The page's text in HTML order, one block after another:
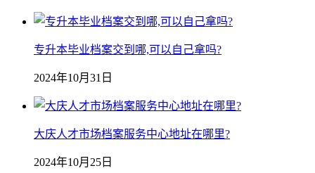
专升本毕业档案交到哪,可以自己拿吗?
2024年10月31日
大庆人才市场档案服务中心地址在哪里?
2024年10月25日